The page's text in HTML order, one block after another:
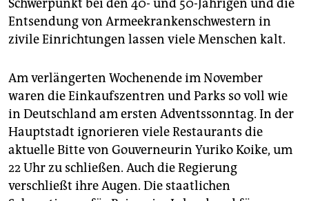
Schwerpunkt bei den 40- und 50-Jährigen und die
Entsendung von Armeekrankenschwestern in
zivile Einrichtungen lassen viele Menschen kalt.
Am verlängerten Wochenende im November
waren die Einkaufszentren und Parks so voll wie
in Deutschland am ersten Adventssonntag. In der
Hauptstadt ignorieren viele Restaurants die
aktuelle Bitte von Gouverneurin Yuriko Koike, um
22 Uhr zu schließen. Auch die Regierung
verschließt ihre Augen. Die staatlichen